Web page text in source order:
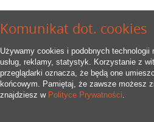
Komunikat dot. cookies
Używamy cookies i podobnych
usług, reklamy, statystyk. Korzystanie z
przeglądarki oznacza, że będą one
końcowym. Pamiętaj, że zawsze możesz
znajdziesz w Polityce Prywatności.